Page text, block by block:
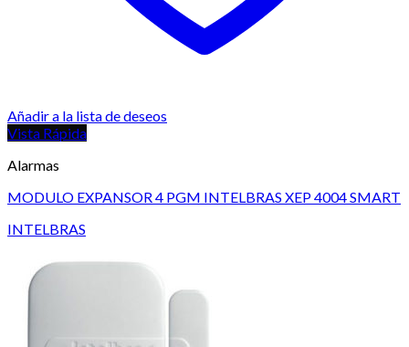
Añadir a la lista de deseos
Vista Rápida
Alarmas
MODULO EXPANSOR 4 PGM INTELBRAS XEP 4004 SMART
INTELBRAS